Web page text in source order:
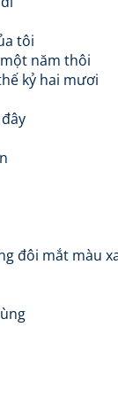
tôi
năm thôi
kỷ hai mươi
đôi mắt màu